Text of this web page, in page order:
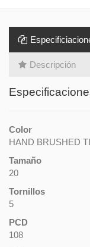
Descripción
Color
HAND BRUSHED
Tamaño
20
Tornillos
5
PCD
108